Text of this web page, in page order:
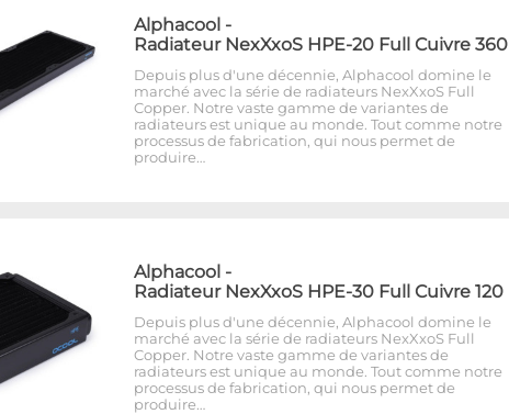
Alphacool -
Radiateur NexXxoS HPE-20 Full Cuivre 360
Depuis plus d'une décennie, Alphacool domine le
marché avec la série de radiateurs NexXxoS Full
Copper. Notre vaste gamme de variantes de
radiateurs est unique au monde. Tout comme notre
processus de fabrication, qui nous permet de
produire…
Alphacool -
Radiateur NexXxoS HPE-30 Full Cuivre 120
Depuis plus d'une décennie, Alphacool domine le
marché avec la série de radiateurs NexXxoS Full
Copper. Notre vaste gamme de variantes de
radiateurs est unique au monde. Tout comme notre
processus de fabrication, qui nous permet de
produire…